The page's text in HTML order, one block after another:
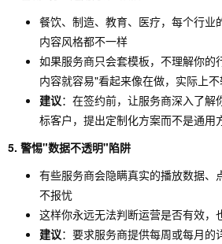
餐饮、制造、教育、医疗，每个行业
内容风格都不一样
如果服务商只会套模板，不理解你的
内容就容易"看起来像在做，实际上
建议：在签约前，让服务商深入了解
标客户，提出定制化方案而不是通用
5. 警惕"数据不透明"陷阱
有些服务商会隐瞒真实的播放数据、
不报忧
这样你永远无法判断运营是否有效，
建议：要求服务商提供每周或每月的